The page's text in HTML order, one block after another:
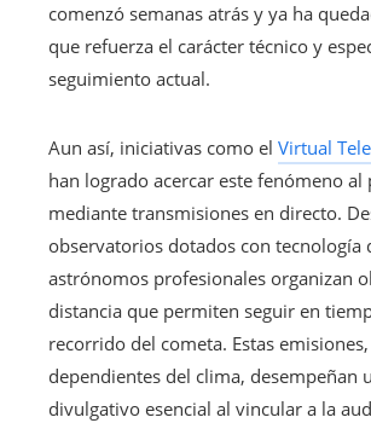
comenzó semanas atrás y ya ha
que refuerza el carácter técnico y
seguimiento actual.
Aun así, iniciativas como el Virtual
han logrado acercar este fenómeno al
mediante transmisiones en directo.
observatorios dotados con tecnología
astrónomos profesionales organizan
distancia que permiten seguir en
recorrido del cometa. Estas
dependientes del clima, desempeñan
divulgativo esencial al vincular a la